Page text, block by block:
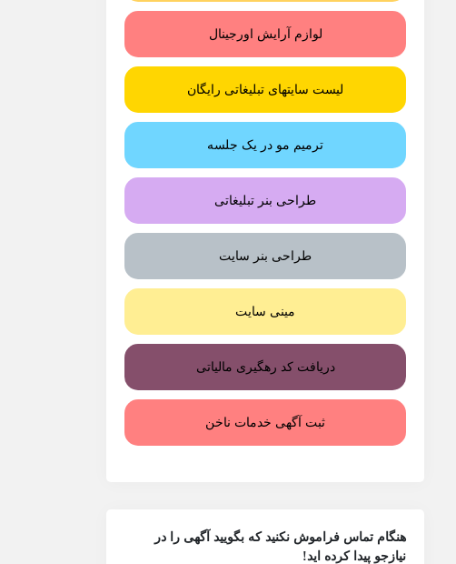
لوازم آرایش اورجینال
لیست سایتهای تبلیغاتی رایگان
ترمیم مو در یک جلسه
طراحی بنر تبلیغاتی
طراحی بنر سایت
مینی سایت
دریافت کد رهگیری مالیاتی
ثبت آگهی خدمات ناخن
هنگام تماس فراموش نکنید که بگویید آگهی را در
نیازجو پیدا کرده اید!